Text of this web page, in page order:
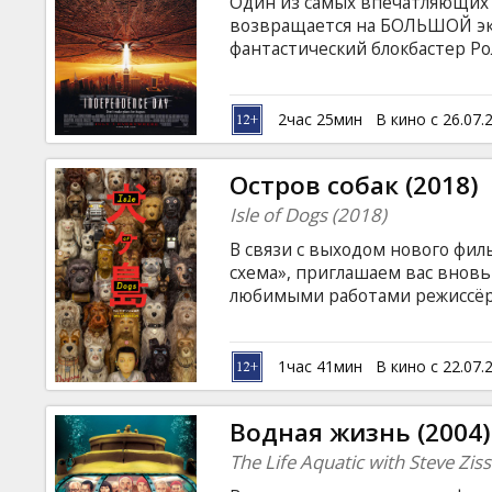
возвращается на БОЛЬШОЙ
фантастический блокбастер
инопланетных кораблей с
планету. Довольно скоро,
превосходством
США вместе с группой
объекте, где находится
2час 25мин В кино с
Остров собак (2018)
Isle of Dogs (2018)
В связи с выходом нового
схема», приглашаем вас
любимыми работами
Кобаяши, опекаемого
последнего все домашние
свалку, Атари в одиночку
аппарате на мусорный
Спотс.
1час 41мин В кино с
Водная жизнь (2004)
The Life Aquatic with Steve